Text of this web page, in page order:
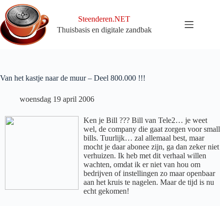
naar
de
inhoud
Steenderen.NET
Thuisbasis en digitale zandbak
Van het kastje naar de muur – Deel 800.000 !!!
woensdag 19 april 2006
Ken je Bill ??? Bill van Tele2… je weet
wel, de company die gaat zorgen voor small
bills. Tuurlijk… zal allemaal best, maar
mocht je daar abonee zijn, ga dan zeker niet
verhuizen. Ik heb met dit verhaal willen
wachten, omdat ik er niet van hou om
bedrijven of instellingen zo maar openbaar
aan het kruis te nagelen. Maar de tijd is nu
echt gekomen!